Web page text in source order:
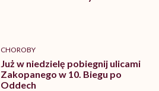
CHOROBY
Już w niedzielę pobiegnij ulicami
Zakopanego w 10. Biegu po
Oddech